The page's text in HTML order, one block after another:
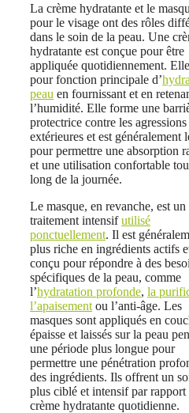
La crème hydratante et le
pour le visage ont des rôles
dans le soin de la peau. Une
hydratante est conçue pour être
appliquée quotidiennement.
pour fonction principale d’
peau en fournissant et en
l’humidité. Elle forme une
protectrice contre les agressions
extérieures et est généralement
pour permettre une absorption
et une utilisation confortable
long de la journée.
Le masque, en revanche, est un
traitement intensifutilisé
ponctuellement. Il est
plus riche en ingrédients actifs
conçu pour répondre à des
spécifiques de la peau, comme
l’hydratation profonde, la
l’apaisement ou l’anti-âge. Les
masques sont appliqués en
épaisse et laissés sur la peau
une période plus longue pour
permettre une pénétration
des ingrédients. Ils offrent un
plus ciblé et intensif par rapport
crème hydratante quotidienne.